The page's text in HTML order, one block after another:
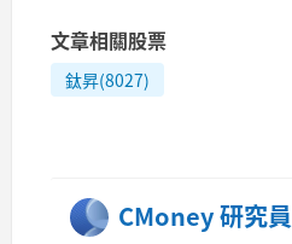
文章相關股票
鈦昇(8027)
CMoney 研究員